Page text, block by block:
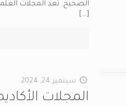
الصحيح. تُعد المجلات
[…]
سبتمبر 24, 2024
المجلات